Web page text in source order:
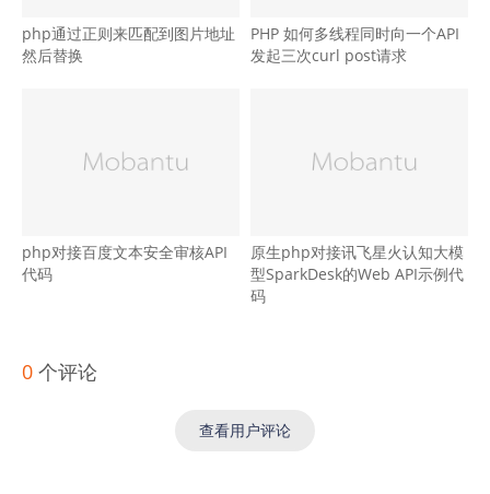
php通过正则来匹配到图片地址
然后替换
PHP 如何多线程同时向一个API
发起三次curl post请求
php对接百度文本安全审核API
代码
原生php对接讯飞星火认知大模
型SparkDesk的Web API示例代
码
0 个评论
查看用户评论